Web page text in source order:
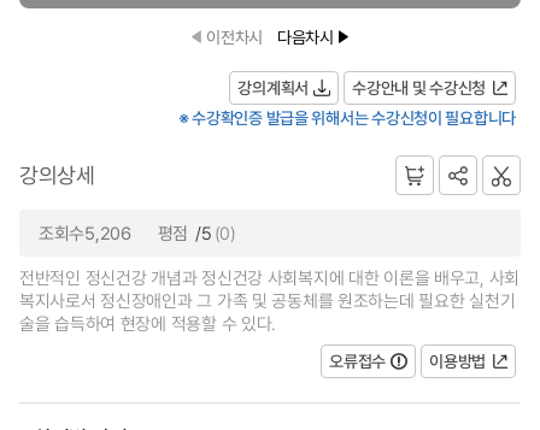
이전차시 다음차시
강의계획서
수강안내 및 수강신청
※ 수강확인증 발급을 위해서는 수강신청이 필요합니다
강의상세
조회수5,206 평점 /5 (0)
전반적인 정신건강 개념과 정신건강 사회복지에 대한 이론을 배우고, 사회
복지사로서 정신장애인과 그 가족 및 공동체를 원조하는데 필요한 실천기
술을 습득하여 현장에 적용할 수 있다.
오류접수
이용방법